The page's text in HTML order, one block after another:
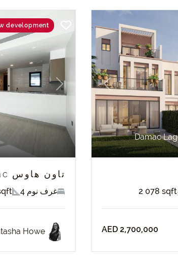
Previous
Damac
2 078 sqft
AED 2,700,000
Next
development
تاون هاوس Damac...
4 غرف نوم
Howe